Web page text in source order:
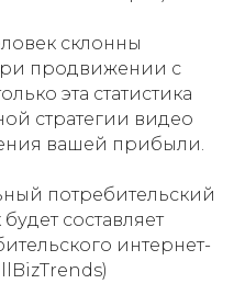
склонны
продвижении с
эта статистика
стратегии видео
вашей прибыли.
потребительский
составляет
интернет-